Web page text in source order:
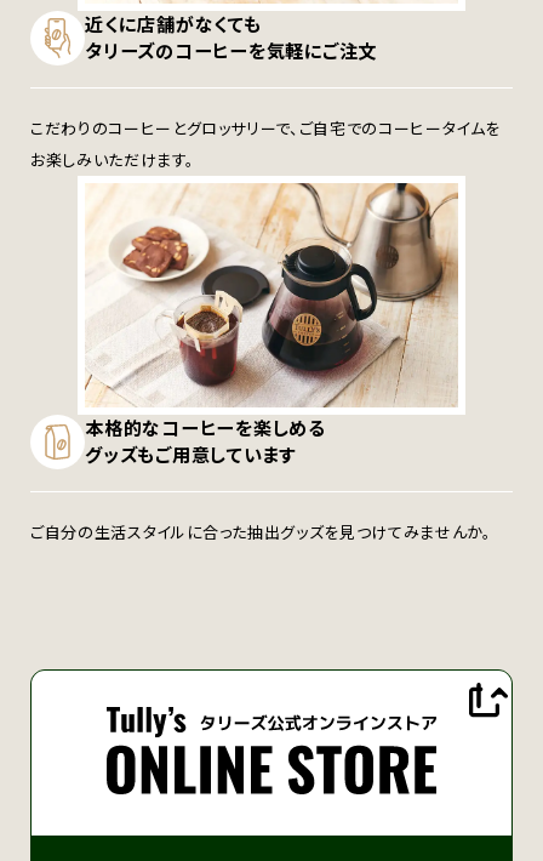
近くに店舗がなくても
タリーズのコーヒーを気軽にご注文
こだわりのコーヒーとグロッサリーで、ご自宅でのコーヒータイムを
お楽しみいただけます。
本格的なコーヒーを楽しめる
グッズもご用意しています
ご自分の生活スタイルに合った抽出グッズを見つけてみませんか。